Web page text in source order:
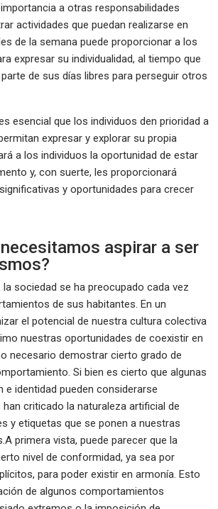
a otras responsabilidades
actividades que puedan realizarse en
de la semana puede proporcionar a los
expresar su individualidad, al tiempo que
de sus días libres para perseguir otros
esencial que los individuos den prioridad a
expresar y explorar su propia
a los individuos la oportunidad de estar
y, con suerte, les proporcionará
y oportunidades para crecer
aspirar a ser
sociedad se ha preocupado cada vez
de sus habitantes. En un
el potencial de nuestra cultura colectiva
nuestras oportunidades de coexistir en
necesario demostrar cierto grado de
Si bien es cierto que algunas
e identidad pueden considerarse
criticado la naturaleza artificial de
y etiquetas que se ponen a nuestras
primera vista, puede parecer que la
nivel de conformidad, ya sea por
para poder existir en armonía. Esto
de algunos comportamientos